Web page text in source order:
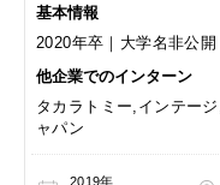
基本情報
2020年卒｜大学名非公
他企業でのインターン
タカラトミー,インテー
ャパン
2019年